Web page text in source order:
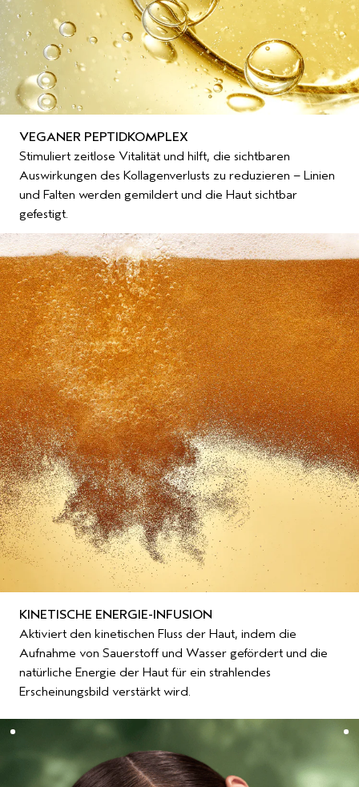
VEGANER PEPTIDKOMPLEX
Stimuliert zeitlose Vitalität und hilft, die sichtbaren
Auswirkungen des Kollagenverlusts zu reduzieren – Linien
und Falten werden gemildert und die Haut sichtbar
gefestigt.
KINETISCHE ENERGIE-INFUSION
Aktiviert den kinetischen Fluss der Haut, indem die
Aufnahme von Sauerstoff und Wasser gefördert und die
natürliche Energie der Haut für ein strahlendes
Erscheinungsbild verstärkt wird.